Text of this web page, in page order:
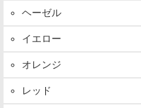
ヘーゼル
イエロー
オレンジ
レッド